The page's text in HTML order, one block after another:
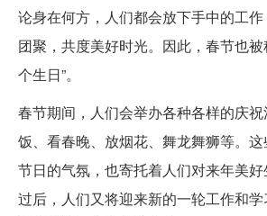
论身在何方，人们都会放下手中的工
团聚，共度美好时光。因此，春节也
个生日”。
春节期间，人们会举办各种各样的庆
饭、看春晚、放烟花、舞龙舞狮等。
节日的气氛，也寄托着人们对来年美
过后，人们又将迎来新的一轮工作和